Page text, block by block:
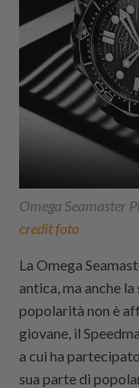
Omega Seamaster
credit foto
La Omega
antica, ma anche
popolarità non è
giovane, il
a cui ha
sua parte di